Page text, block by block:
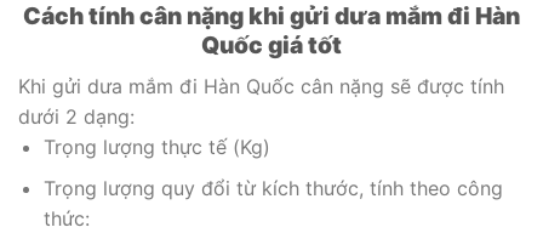
Cách tính cân nặng khi gửi dưa mắm đi Hàn
Quốc giá tốt
Khi gửi dưa mắm đi Hàn Quốc cân nặng sẽ được tính
dưới 2 dạng:
Trọng lượng thực tế (Kg)
Trọng lượng quy đổi từ kích thước, tính theo công
thức: